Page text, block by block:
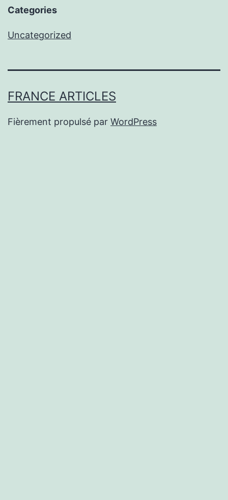
Categories
Uncategorized
FRANCE ARTICLES
Fièrement propulsé par WordPress